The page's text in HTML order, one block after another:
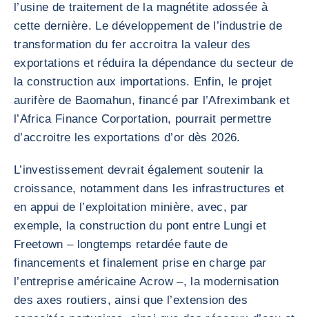
l’usine de traitement de la magnétite adossée à
cette dernière. Le développement de l’industrie de
transformation du fer accroitra la valeur des
exportations et réduira la dépendance du secteur de
la construction aux importations. Enfin, le projet
aurifère de Baomahun, financé par l’Afreximbank et
l’Africa Finance Corportation, pourrait permettre
d’accroitre les exportations d’or dès 2026.
L’investissement devrait également soutenir la
croissance, notamment dans les infrastructures et
en appui de l’exploitation minière, avec, par
exemple, la construction du pont entre Lungi et
Freetown – longtemps retardée faute de
financements et finalement prise en charge par
l’entreprise américaine Acrow –, la modernisation
des axes routiers, ainsi que l’extension des